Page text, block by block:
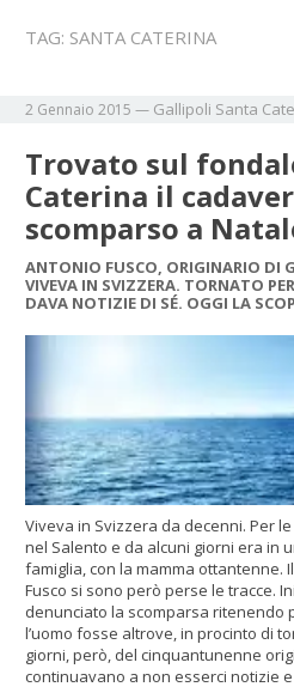
TAG: SANTA CATERINA
2 Gennaio 2015 — Gallipoli Santa
Trovato sul
Caterina il
scomparso a
ANTONIO FUSCO, ORIGINARIO DI
VIVEVA IN SVIZZERA. TORNATO
DAVA NOTIZIE DI SÉ. OGGI LA
Viveva in Svizzera da decenni. Per
nel Salento e da alcuni giorni era in
famiglia, con la mamma ottantenne.
Fusco si sono però perse le tracce.
denunciato la scomparsa ritenendo
l’uomo fosse altrove, in procinto di
giorni, però, del cinquantunenne
continuavano a non esserci notizie